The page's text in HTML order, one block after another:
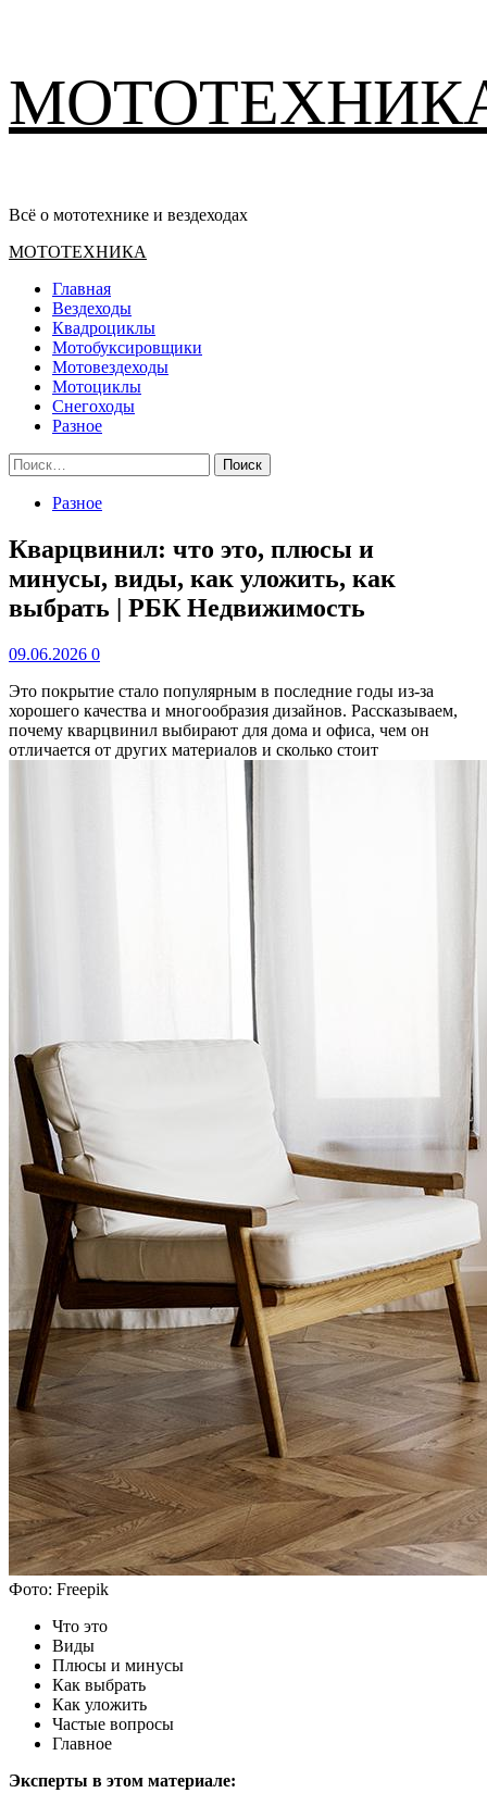
содержимому
Всё о мототехнике и вездеходах
Основное
МОТОТЕХНИКА
Главная
Вездеходы
Квадроциклы
Мотобуксировщики
Мотовездеходы
Мотоциклы
Снегоходы
Разное
Найти:
Разное
Кварцвинил: что это, плюсы и
минусы, виды, как уложить, как
выбрать | РБК Недвижимость
09.06.2026 0
Это покрытие стало популярным в последние годы из-за
хорошего качества и многообразия дизайнов. Рассказываем,
почему кварцвинил выбирают для дома и офиса, чем он
отличается от других материалов и сколько стоит
Фото: Freepik
Что это
Виды
Плюсы и минусы
Как выбрать
Как уложить
Частые вопросы
Главное
Эксперты в этом материале: